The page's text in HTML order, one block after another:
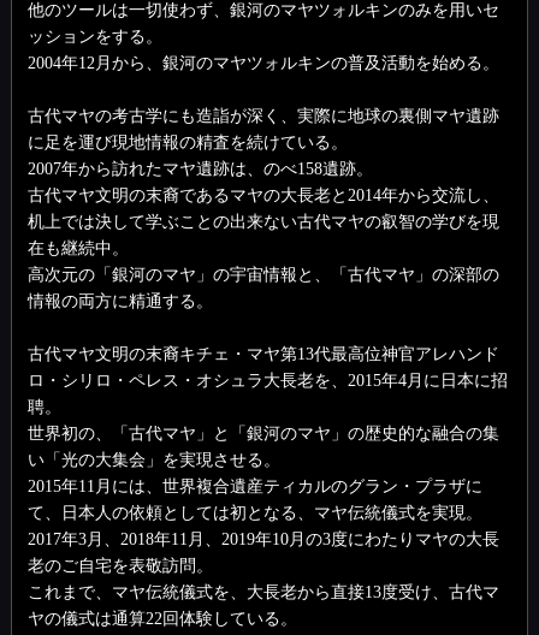
他のツールは一切使わず、銀河のマヤツォルキンのみを用いセ
ッションをする。
2004年12月から、銀河のマヤツォルキンの普及活動を始める。
古代マヤの考古学にも造詣が深く、実際に地球の裏側マヤ遺跡
に足を運び現地情報の精査を続けている。
2007年から訪れたマヤ遺跡は、のべ158遺跡。
古代マヤ文明の末裔であるマヤの大長老と2014年から交流し、
机上では決して学ぶことの出来ない古代マヤの叡智の学びを現
在も継続中。
高次元の「銀河のマヤ」の宇宙情報と、「古代マヤ」の深部の
情報の両方に精通する。
古代マヤ文明の末裔キチェ・マヤ第13代最高位神官アレハンド
ロ・シリロ・ペレス・オシュラ大長老を、2015年4月に日本に招
聘。
世界初の、「古代マヤ」と「銀河のマヤ」の歴史的な融合の集
い「光の大集会」を実現させる。
2015年11月には、世界複合遺産ティカルのグラン・プラザに
て、日本人の依頼としては初となる、マヤ伝統儀式を実現。
2017年3月、2018年11月、2019年10月の3度にわたりマヤの大長
老のご自宅を表敬訪問。
これまで、マヤ伝統儀式を、大長老から直接13度受け、古代マ
ヤの儀式は通算22回体験している。